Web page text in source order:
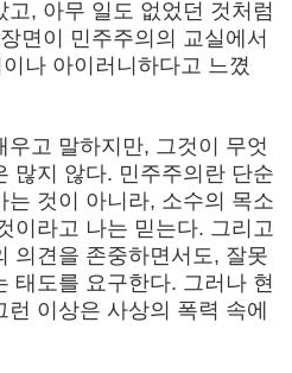
, 아무 일도 없었던 것처럼
면이 민주주의의 교실에서
나 아이러니하다고 느꼈
고 말하지만, 그것이 무엇
많지 않다. 민주주의란 단순
것이 아니라, 소수의 목소
이라고 나는 믿는다. 그리고
의견을 존중하면서도, 잘못
태도를 요구한다. 그러나 현
이상은 사상의 폭력 속에